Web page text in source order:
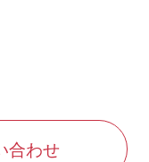
合わせ